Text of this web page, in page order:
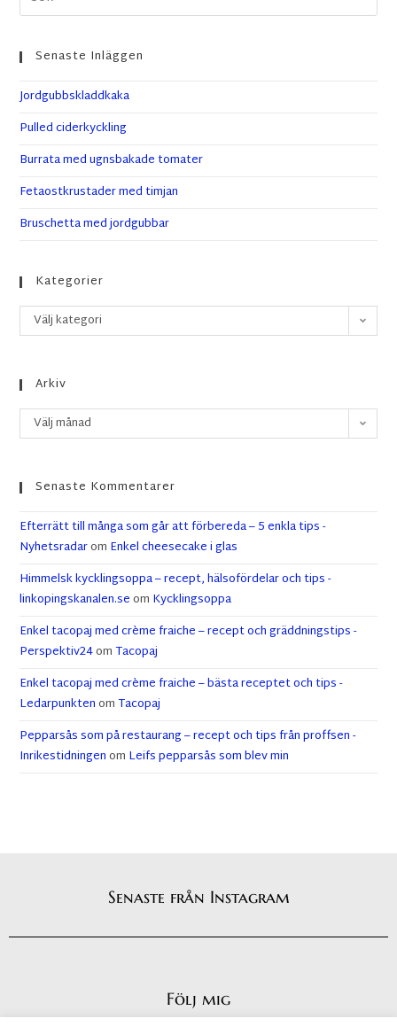
Senaste Inläggen
Jordgubbskladdkaka
Pulled ciderkyckling
Burrata med ugnsbakade tomater
Fetaostkrustader med timjan
Bruschetta med jordgubbar
Kategorier
Välj kategori
Arkiv
Välj månad
Senaste Kommentarer
Efterrätt till många som går att förbereda – 5 enkla tips -
Nyhetsradarom Enkel cheesecake i glas
Himmelsk kycklingsoppa – recept, hälsofördelar och tips -
linkopingskanalen.seom Kycklingsoppa
Enkel tacopaj med crème fraiche – recept och gräddningstips -
Perspektiv24omTacopaj
Enkel tacopaj med crème fraiche – bästa receptet och tips -
LedarpunktenomTacopaj
Pepparsås som på restaurang – recept och tips från proffsen -
Inrikestidningenom Leifs pepparsås som blev min
Senaste från Instagram
Följ mig